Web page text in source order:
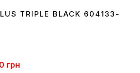
4445 TRIPLE BLACK 604133-
грн